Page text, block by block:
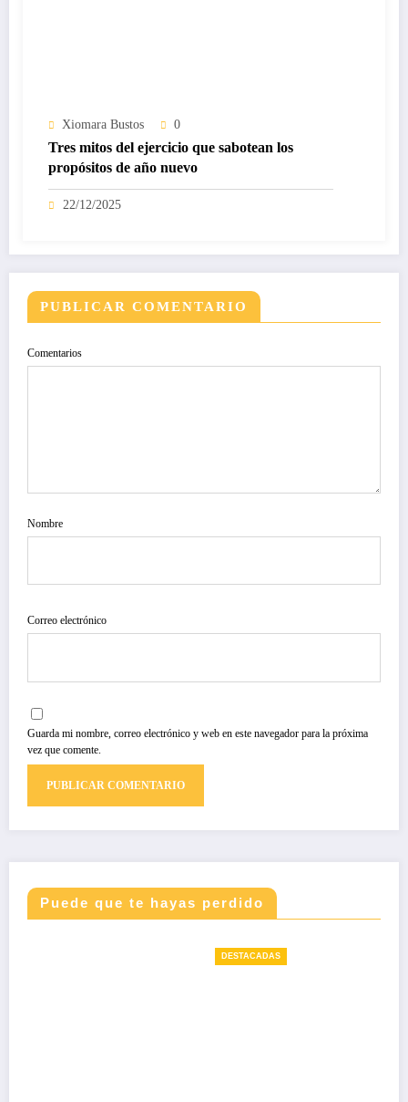
Xiomara Bustos 0
Tres mitos del ejercicio que sabotean los
propósitos de año nuevo
22/12/2025
PUBLICAR COMENTARIO
Comentarios
Nombre
Correo electrónico
Guarda mi nombre, correo electrónico y web en este navegador para la próxima
vez que comente.
Puede que te hayas perdido